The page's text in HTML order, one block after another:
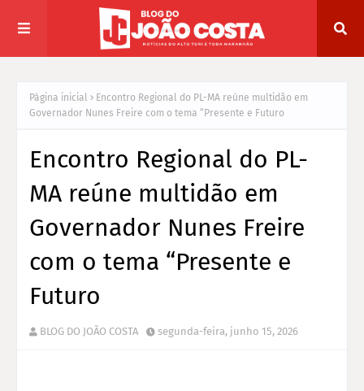
Página inicial
Encontro Regional do PL-MA reúne multidão em
Governador Nunes Freire com o tema “Presente e Futuro
Encontro Regional do PL-
MA reúne multidão em
Governador Nunes Freire
com o tema “Presente e
Futuro
BLOG DO JOÃO COSTA segunda-feira, junho 15, 2026